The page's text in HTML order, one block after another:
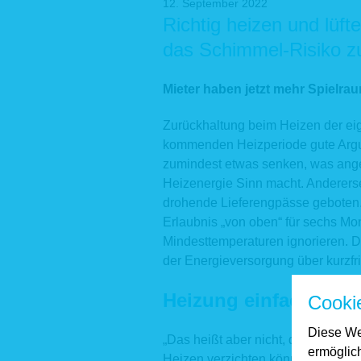
12. September 2022
Richtig heizen und
das Schimmel-Risiko
Mieter haben jetzt mehr
Zurückhaltung beim Heizen der
kommenden Heizperiode gute
zumindest etwas senken, was
Heizenergie Sinn macht.
drohende Lieferengpässe
Erlaubnis „von oben“ für sechs
Mindesttemperaturen ignorieren.
der Energieversorgung über
Heizung einfach
„Das heißt aber nicht, dass
Diese